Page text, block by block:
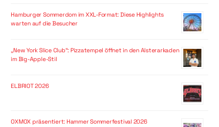
Hamburger Sommerdom im XXL-Format: Diese Highlights
warten auf die Besucher
„New York Slice Club“: Pizzatempel öffnet in den Alsterarkaden
im Big-Apple-Stil
ELBRIOT 2026
OXMOX präsentiert: Hammer Sommerfestival 2026